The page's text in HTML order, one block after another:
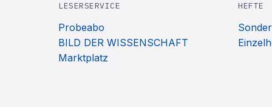
LESERSERVICE
Probeabo
BILD DER WISSENSCHAFT
Marktplatz
HEFTE